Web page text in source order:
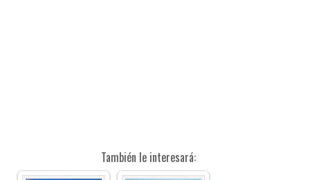
También le interesará: